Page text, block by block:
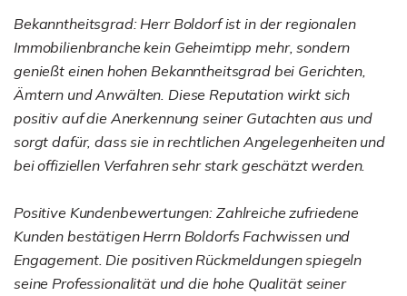
Bekanntheitsgrad: Herr Boldorf ist in der regionalen
Immobilienbranche kein Geheimtipp mehr, sondern
genießt einen hohen Bekanntheitsgrad bei Gerichten,
Ämtern und Anwälten. Diese Reputation wirkt sich
positiv auf die Anerkennung seiner Gutachten aus und
sorgt dafür, dass sie in rechtlichen Angelegenheiten und
bei offiziellen Verfahren sehr stark geschätzt werden.
Positive Kundenbewertungen: Zahlreiche zufriedene
Kunden bestätigen Herrn Boldorfs Fachwissen und
Engagement. Die positiven Rückmeldungen spiegeln
seine Professionalität und die hohe Qualität seiner